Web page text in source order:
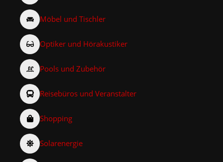
Möbel und Tischler
Optiker und Hörakustiker
Pools und Zubehör
Reisebüros und Veranstalter
Shopping
Solarenergie